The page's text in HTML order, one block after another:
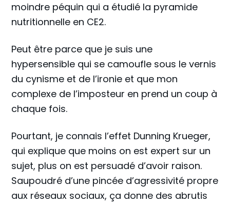
moindre péquin qui a étudié la pyramide
nutritionnelle en CE2.
Peut être parce que je suis une
hypersensible qui se camoufle sous le vernis
du cynisme et de l’ironie et que mon
complexe de l’imposteur en prend un coup à
chaque fois.
Pourtant, je connais l’effet Dunning Krueger,
qui explique que moins on est expert sur un
sujet, plus on est persuadé d’avoir raison.
Saupoudré d’une pincée d’agressivité propre
aux réseaux sociaux, ça donne des abrutis